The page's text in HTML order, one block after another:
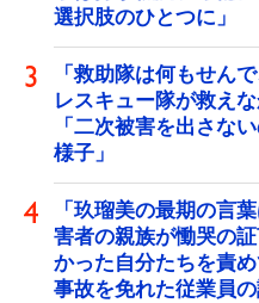
選択肢のひとつに」
「救助隊は何もせん
レスキュー隊が救え
「二次被害を出さな
様子」
「玖瑠美の最期の
害者の親族が慟哭の
かった自分たちを責
事故を免れた従業員